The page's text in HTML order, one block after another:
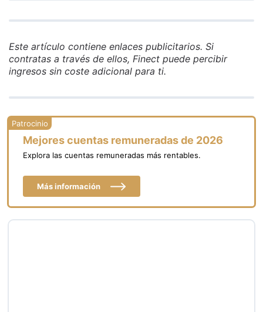
Este artículo contiene enlaces publicitarios. Si
contratas a través de ellos, Finect puede percibir
ingresos sin coste adicional para ti.
Mejores cuentas remuneradas de 2026
Explora las cuentas remuneradas más rentables.
Más información